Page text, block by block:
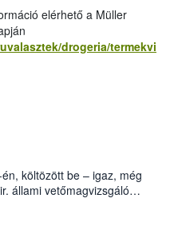
elérhető a Müller
drogeria/termekvi
költözött be – igaz, még
állami vetőmagvizsgáló
alatti, Czigler Győző által